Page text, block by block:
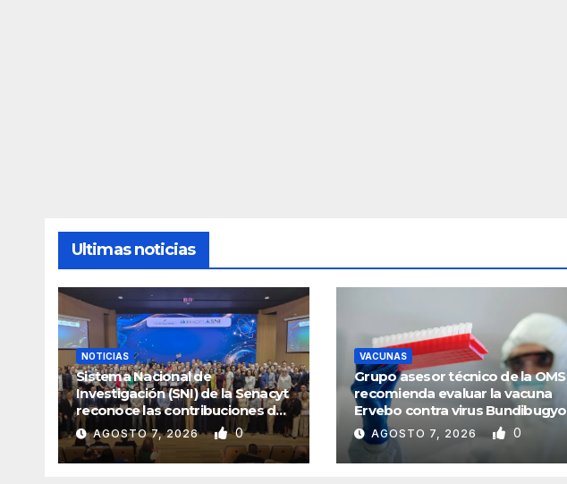
Ultimas noticias
NOTICIAS
Sistema Nacional de
Investigación (SNI) de la Senacyt
reconoce las contribuciones de
la ciencia panameña
AGOSTO 7, 2026 0
VACUNAS
Grupo asesor técnico de la OMS
recomienda evaluar la vacuna
Ervebo contra virus Bundibugyo
AGOSTO 7, 2026 0